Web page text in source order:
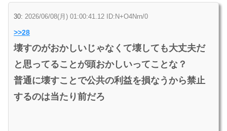
30: 2026/06/08(月) 01:00:41.12 ID:N+O4Nrn/0
>>28
壊すのがおかしいじゃなくて壊しても大丈夫だ
と思ってることが頭おかしいってことな？
普通に壊すことで公共の利益を損なうから禁止
するのは当たり前だろ